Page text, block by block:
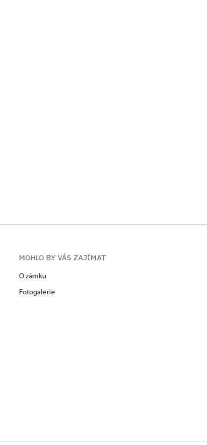
MOHLO BY VÁS ZAJÍMAT
O zámku
Fotogalerie